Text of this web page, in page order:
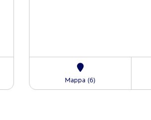
Mappa (6)